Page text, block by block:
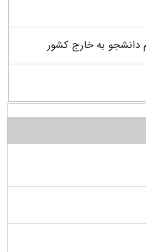
به خارج کشور